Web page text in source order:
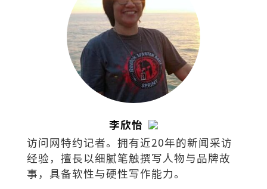
李欣怡
访问网特约记者。拥有近20年的新闻采访
经验，擅⻑以细腻笔触撰写⼈物与品牌故
事，具备软性与硬性写作能⼒。